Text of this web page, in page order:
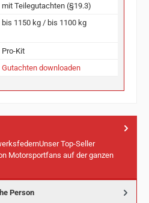
mit Teilegutachten (§19.3)
bis 1150 kg / bis 1100 kg
Pro-Kit
Gutachten downloaden
Top-Seller
Motorsportfans auf der ganzen
Person